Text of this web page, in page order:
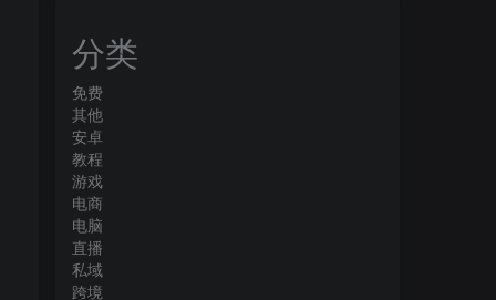
分类
免费
其他
安卓
教程
游戏
电商
电脑
直播
私域
跨境